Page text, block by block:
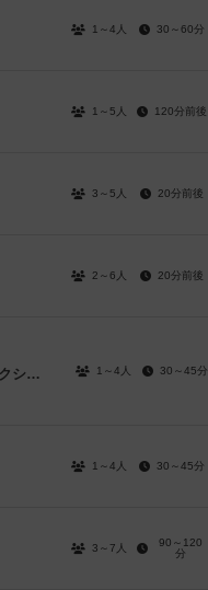
1～4人 30～60分
1～5人 120分前後
3～5人 20分前後
2～6人 20分前後
マーベル・ユナイテッド：ガーディアンズ・オブ・ギャラクシー・リミックス 1～4人 30～45分
1～4人 30～45分
3～7人
90～120
分